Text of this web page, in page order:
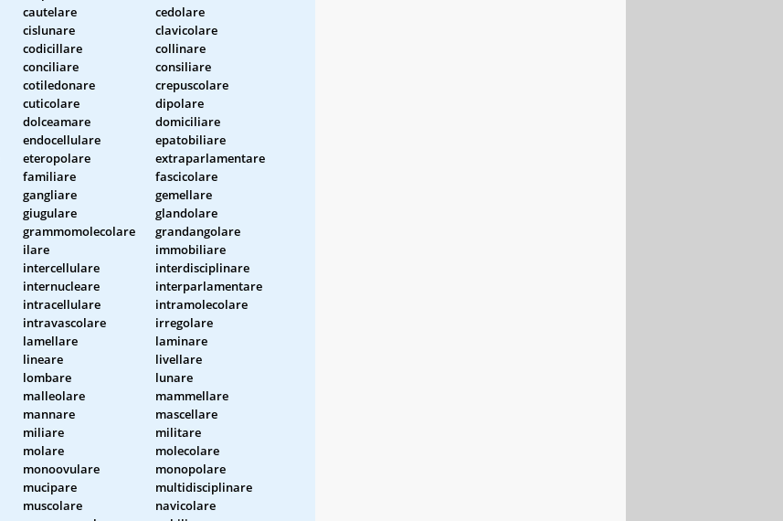
cautelare
cedolare
cislunare
clavicolare
codicillare
collinare
conciliare
consiliare
cotiledonare
crepuscolare
cuticolare
dipolare
dolceamare
domiciliare
endocellulare
epatobiliare
eteropolare
extraparlamentare
familiare
fascicolare
gangliare
gemellare
giugulare
glandolare
grammomolecolare
grandangolare
ilare
immobiliare
intercellulare
interdisciplinare
internucleare
interparlamentare
intracellulare
intramolecolare
intravascolare
irregolare
lamellare
laminare
lineare
livellare
lombare
lunare
malleolare
mammellare
mannare
mascellare
miliare
militare
molare
molecolare
monoovulare
monopolare
mucipare
multidisciplinare
muscolare
navicolare